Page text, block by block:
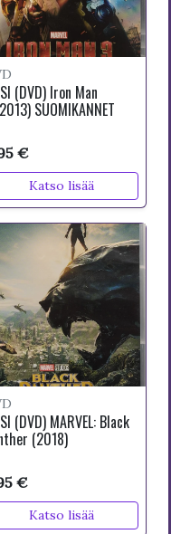
(DVD) Iron Man
SUOMIKANNET
€
Katso lisää
(DVD) MARVEL: Black
(2018)
€
Katso lisää